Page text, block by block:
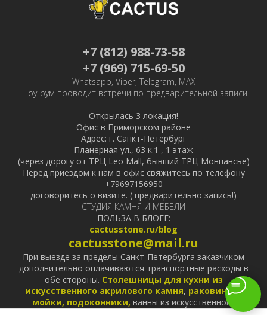
+7 (812) 988-73-58
+7 (969) 715-69-50
Whatsapp, Viber, Telegram, MAX
Шоу-рум проводит встречи по предварительной записи
Открылась 3 локация!
Офис в Приморском районе
Адрес: г. Санкт-Петербург
Планерная ул., 63 к.1 , 1 этаж
(через дорогу от ТРЦ Leo Mall, бывший ТРЦ Монпансье)
Перед приездом к нам в офис свяжитесь по телефону
+79697156950
договоритесь о визите. ( предварительно запись!)
СТУДИЯ КАМНЯ И МЕБЕЛИ
ПОЛЬЗА В БЛОГЕ:
cactusstone.ru/blog
cactusstone@mail.ru
При выезде за пределы Санкт-Петербурга заказчиком
дополнительно оплачиваются транспортные расходы в
обе стороны. Столешницы для кухни из
искусственного акрилового камня, раковины и
мойки, подоконники, ванны из искусственного